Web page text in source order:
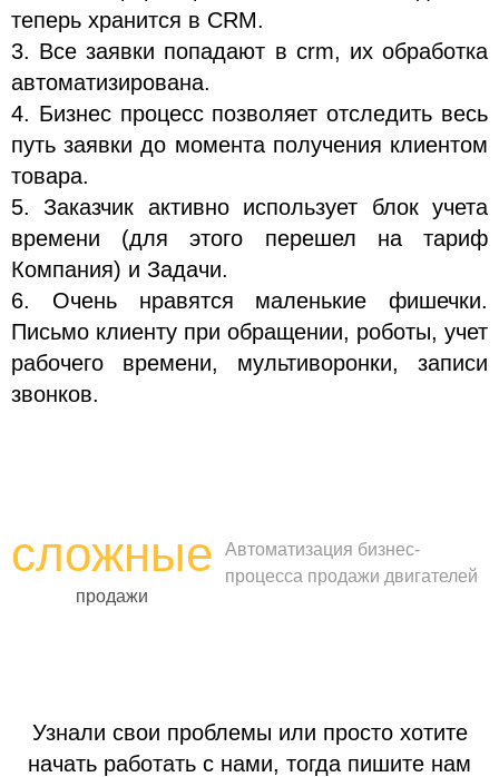
теперь хранится в CRM.
3. Все заявки попадают в crm, их обработка
автоматизирована.
4. Бизнес процесс позволяет отследить весь
путь заявки до момента получения клиентом
товара.
5. Заказчик активно использует блок учета
времени (для этого перешел на тариф
Компания) и Задачи.
6. Очень нравятся маленькие фишечки.
Письмо клиенту при обращении, роботы, учет
рабочего времени, мультиворонки, записи
звонков.
сложные
продажи
Автоматизация бизнес-
процесса продажи двигателей
Узнали свои проблемы или просто хотите
начать работать с нами, тогда пишите нам